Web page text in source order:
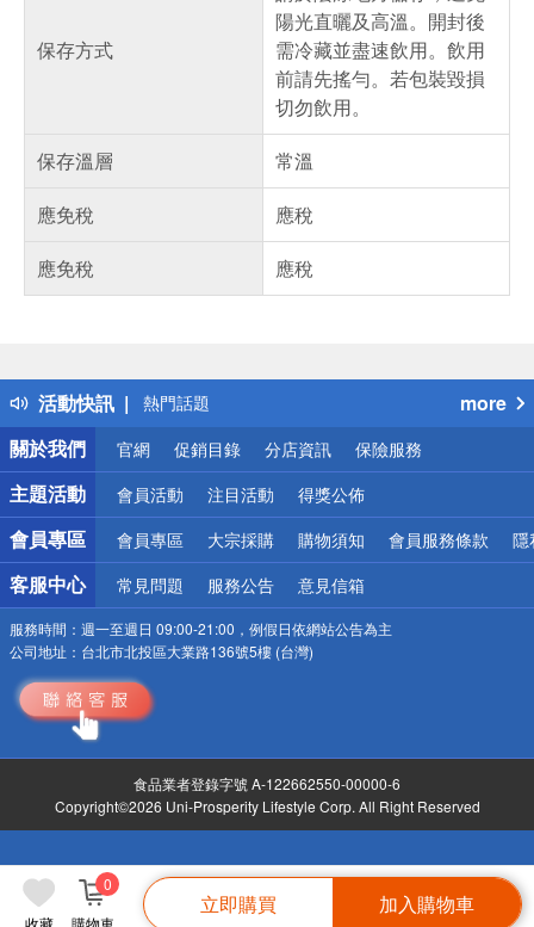
收藏 購物車
0
立即購買 加入購物車
保存方式
陽光直曬及高溫。開封後
需冷藏並盡速飲用。飲用
前請先搖勻。若包裝毀損
切勿飲用。
保存溫層
常溫
應免稅
應稅
應免稅
應稅
活動快訊
得獎公告
熱門話題
銀行優惠
偏遠地區配送
詐騙網頁！請小心！
more
關於我們
官網 促銷目錄 分店資訊 保險服務
主題活動 會員活動 注目活動 得獎公佈
會員專區 會員專區 大宗採購 購物須知 會員服務條款 隱
客服中心 常見問題 服務公告 意見信箱
服務時間： 週一至週日 09:00-21:00，例假日依網站公告為主
公司地址： 台北市北投區大業路136號5樓 (台灣)
食品業者登錄字號 A-122662550-00000-6
Copyright©2026 Uni-Prosperity Lifestyle Corp. All Right Reserved